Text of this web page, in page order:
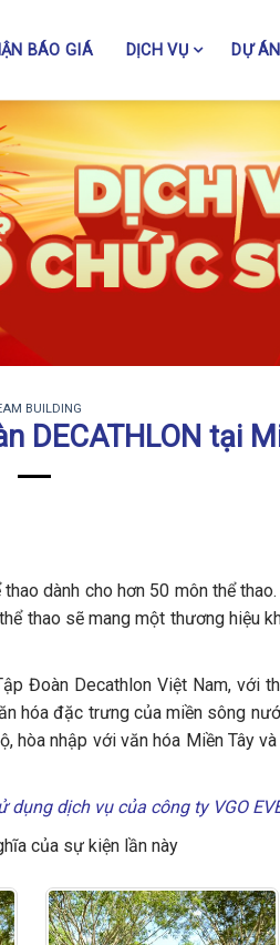
BÁO GIÁ DỊCH VỤ DỰ
BUILDING
DECATHLON tại
dành cho hơn 50 môn thể
thao sẽ mang một thương hiệu
Đoàn Decathlon Việt Nam, với
hóa đặc trưng của miền sông
nhập với văn hóa Miền Tây
dụng dịch vụ của công ty VGO
của sự kiện lần này